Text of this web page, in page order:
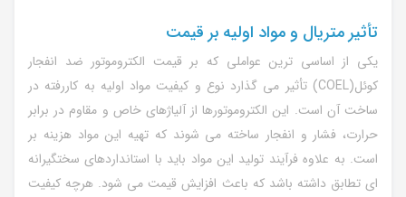
تأثیر متریال و مواد اولیه بر قیمت
یکی از اساسی ترین عواملی که بر قیمت الکتروموتور ضد انفجار
کوئل(COEL) تأثیر می گذارد نوع و کیفیت مواد اولیه به کاررفته در
ساخت آن است. این الکتروموتورها از آلیاژهای خاص و مقاوم در برابر
حرارت، فشار و انفجار ساخته می شوند که تهیه این مواد هزینه بر
است. به علاوه فرآیند تولید این مواد باید با استانداردهای سختگیرانه
ای تطابق داشته باشد که باعث افزایش قیمت می شود. هرچه کیفیت